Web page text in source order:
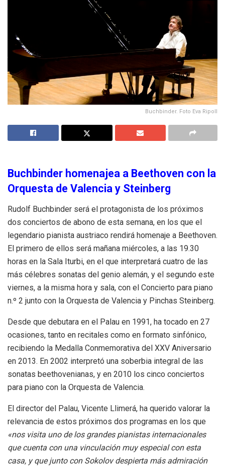
Buchbinder. Foto Eva Ripoll
Buchbinder homenajea a Beethoven con la
Orquesta de Valencia y Steinberg
Rudolf Buchbinder será el protagonista de los próximos
dos conciertos de abono de esta semana, en los que el
legendario pianista austriaco rendirá homenaje a Beethoven.
El primero de ellos será mañana miércoles, a las 19.30
horas en la Sala Iturbi, en el que interpretará cuatro de las
más célebres sonatas del genio alemán, y el segundo este
viernes, a la misma hora y sala, con el Concierto para piano
n.º 2 junto con la Orquesta de Valencia y Pinchas Steinberg.
Desde que debutara en el Palau en 1991, ha tocado en 27
ocasiones, tanto en recitales como en formato sinfónico,
recibiendo la Medalla Conmemorativa del XXV Aniversario
en 2013. En 2002 interpretó una soberbia integral de las
sonatas beethovenianas, y en 2010 los cinco conciertos
para piano con la Orquesta de Valencia.
El director del Palau, Vicente Llimerá, ha querido valorar la
relevancia de estos próximos dos programas en los que
«nos visita uno de los grandes pianistas internacionales
que cuenta con una vinculación muy especial con esta
casa, y que junto con Sokolov despierta más admiración